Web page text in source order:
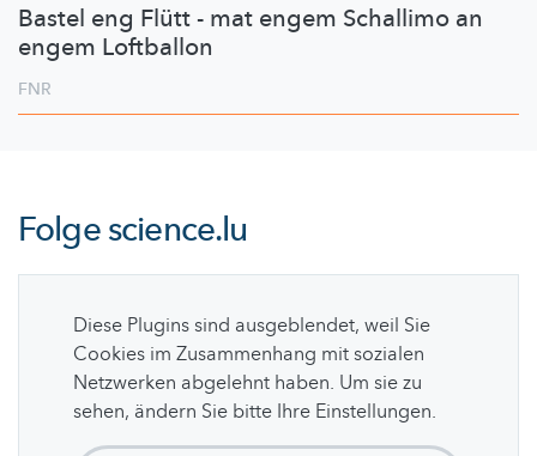
Bastel eng Flütt - mat engem Schallimo an
engem Loftballon
FNR
Folgescience.lu
Diese Plugins sind ausgeblendet, weil Sie
Cookies im Zusammenhang mit sozialen
Netzwerken abgelehnt haben. Um sie zu
sehen, ändern Sie bitte Ihre Einstellungen.